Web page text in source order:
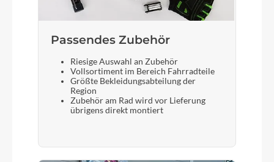
Passendes Zubehör
Riesige Auswahl an Zubehör
Vollsortiment im Bereich Fahrradteile
Größte Bekleidungsabteilung der
Region
Zubehör am Rad wird vor Lieferung
übrigens direkt montiert